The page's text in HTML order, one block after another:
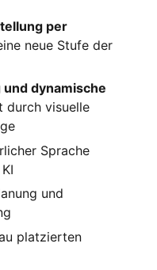
per
neue Stufe der
dynamische
durch visuelle
Sprache
und
platzierten